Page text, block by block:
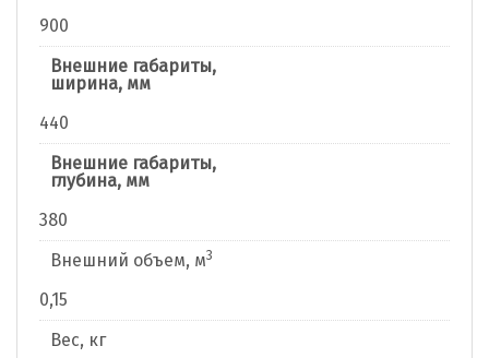
900
Внешние габариты,
ширина, мм
440
Внешние габариты,
глубина, мм
380
Внешний объем, м3
0,15
Вес, кг